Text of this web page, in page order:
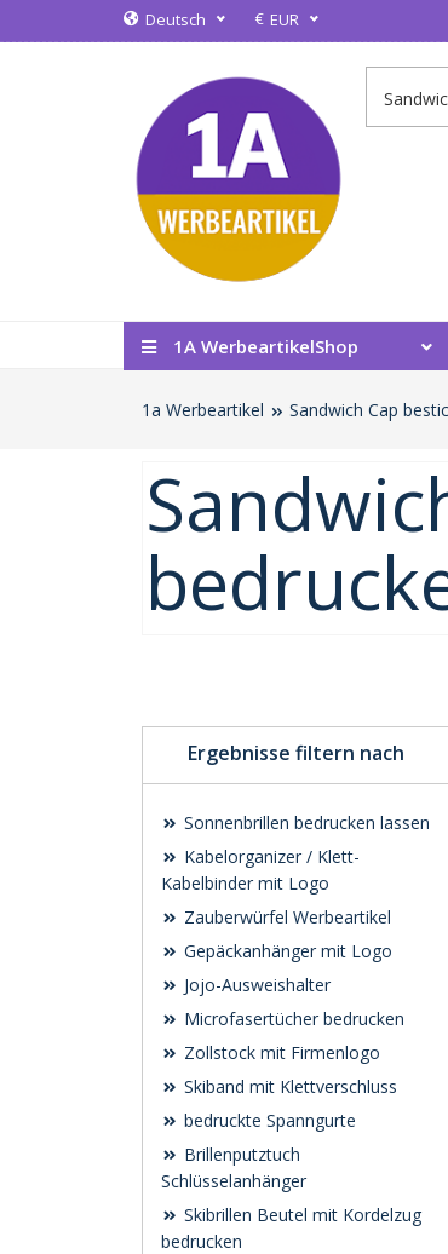
Deutsch € EUR
1A WerbeartikelShop
1a Werbeartikel Sandwich Cap
Ergebnisse filtern nach
Sonnenbrillen bedrucken lassen
Kabelorganizer / Klett-
Kabelbinder mit Logo
Zauberwürfel Werbeartikel
Gepäckanhänger mit Logo
Jojo-Ausweishalter
Microfasertücher bedrucken
Zollstock mit Firmenlogo
Skiband mit Klettverschluss
bedruckte Spanngurte
Brillenputztuch
Schlüsselanhänger
Skibrillen Beutel mit Kordelzug
bedrucken